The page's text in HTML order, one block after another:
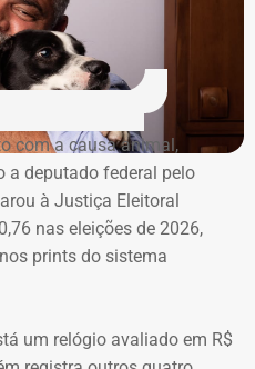
com a causa animal,
a deputado federal pelo
à Justiça Eleitoral
nas eleições de 2026,
prints do sistema
um relógio avaliado em R$